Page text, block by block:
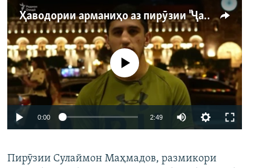
Ҳаводории арманиҳо аз пирӯзии "Ҷаллод"-и тоҷик
Феълан кор намекунад
0:00 2:49
360p
Пирӯзии Сулаймон Маҳмадов, размикори